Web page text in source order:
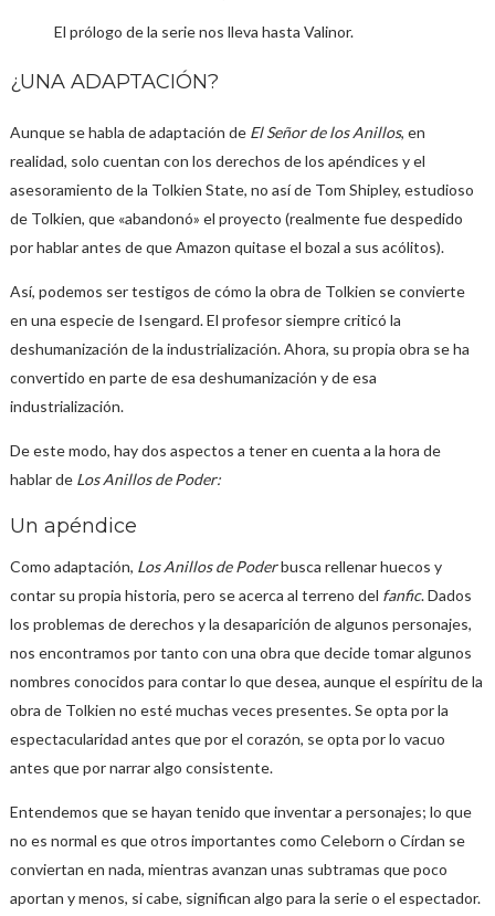
El prólogo de la serie nos lleva hasta Valinor.
¿UNA ADAPTACIÓN?
Aunque se habla de adaptación de El Señor de los Anillos, en
realidad, solo cuentan con los derechos de los apéndices y el
asesoramiento de la Tolkien State, no así de Tom Shipley, estudioso
de Tolkien, que «abandonó» el proyecto (realmente fue despedido
por hablar antes de que Amazon quitase el bozal a sus acólitos).
Así, podemos ser testigos de cómo la obra de Tolkien se convierte
en una especie de Isengard. El profesor siempre criticó la
deshumanización de la industrialización. Ahora, su propia obra se ha
convertido en parte de esa deshumanización y de esa
industrialización.
De este modo, hay dos aspectos a tener en cuenta a la hora de
hablar de Los Anillos de Poder:
Un apéndice
Como adaptación, Los Anillos de Poderbusca rellenar huecos y
contar su propia historia, pero se acerca al terreno del fanfic. Dados
los problemas de derechos y la desaparición de algunos personajes,
nos encontramos por tanto con una obra que decide tomar algunos
nombres conocidos para contar lo que desea, aunque el espíritu de la
obra de Tolkien no esté muchas veces presentes. Se opta por la
espectacularidad antes que por el corazón, se opta por lo vacuo
antes que por narrar algo consistente.
Entendemos que se hayan tenido que inventar a personajes; lo que
no es normal es que otros importantes como Celeborn o Círdan se
conviertan en nada, mientras avanzan unas subtramas que poco
aportan y menos, si cabe, significan algo para la serie o el espectador.